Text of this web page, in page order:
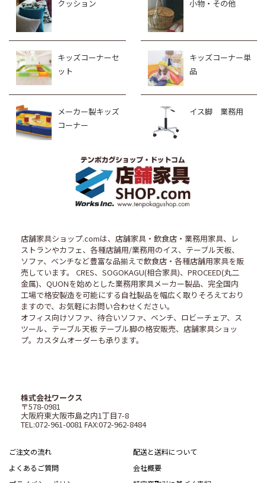
クッション 小物・その他
キッズコーナーセ
ット
キッズコーナー単
品
メーカー製キッズ
コーナー
イス脚 業務用
店舗家具ショップ.comは、店舗家具・飲食店・業務用家具、レ
ストランやカフェ、各種店舗用/業務用のイス、テーブル天板、
ソファ、ベンチなど豊富な品揃えで飲食店・各種店舗用家具を販
売しています。 CRES、SOGOKAGU(相合家具)、PROCEED(丸二
金属)、QUONを始めとした業務用家具メーカー製品、完全国内
工場で格安製造を可能にする自社製品を幅広く取りそろえており
ますので、お気軽にお問い合わせください。
オフィス向けソファ、待合いソファ、ベンチ、ロビーチェア、ス
ツール、テーブル天板 テーブル脚の格安販売、店舗家具ショッ
プ。カスタムオーダーも承ります。
株式会社ワークス
〒578-0981
大阪府東大阪市島之内1丁目7-8
TEL:072-961-0081 FAX:072-962-8484
ご注文の流れ
配送と送料について
よくあるご質問
会社概要
プライバシーポリシー
特定商取引に基づく表記